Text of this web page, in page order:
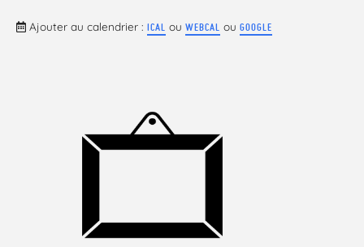
Ajouter au calendrier : ICAL ou WEBCAL ou GOOGLE